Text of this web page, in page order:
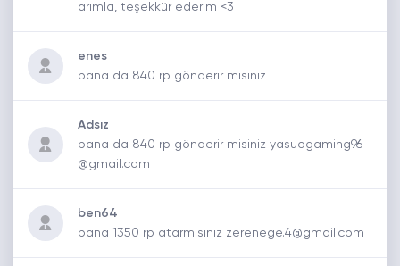
arımla, teşekkür ederim <3
enes
bana da 840 rp gönderir misiniz
Adsız
bana da 840 rp gönderir misiniz yasuogaming96
@gmail.com
ben64
bana 1350 rp atarmısınız zerenege.4@gmail.com